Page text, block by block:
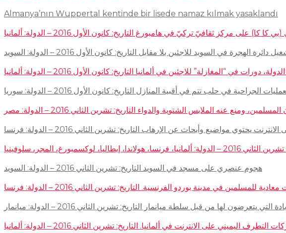
Almanya’nın Wuppertal kentinde bir lisede namaz kılmak yasaklandı
مركز ثقافيّ تركيّ في هامبورغ التاريخ: كانون الأول 2016 – الدولة: ألمانيا
الهجرة في السويد للاجئين بلا مقابل التاريخ: كانون الأول 2016 – الدولة: السويد
دورات في “المغازلة” للاجئين في ألمانيا التاريخ: كانون الأول 2016 – الدولة: ألمانيا
الجراحية في حلب تتم في أقبية المنازل التاريخ: كانون الأول 2016 – الدولة: سوريا
ومنع عنه الملابس الشتوية والدواء التاريخ: تشرين الثاني 2016 – الدولة: مصر
مواضيع وأبحاث عن الإرهاب التاريخ: تشرين الثاني 2016 – الدولة: فرنسا
المجر، سلوفينيا
هجوم عنصري على مسجد في السويد التاريخ: تشرين الثاني 2016 – الدولة: السويد
في مدينة بوردو الفرنسية. التاريخ: تشرين الثاني 2016 – الدولة: فرنسا
لها من قبل سلطة ميانمار التاريخ: تشرين الثاني 2016 – الدولة: ميانمار
على الانترنت في ألمانيا. التاريخ: تشرين الثاني 2016 – الدولة: ألمانيا